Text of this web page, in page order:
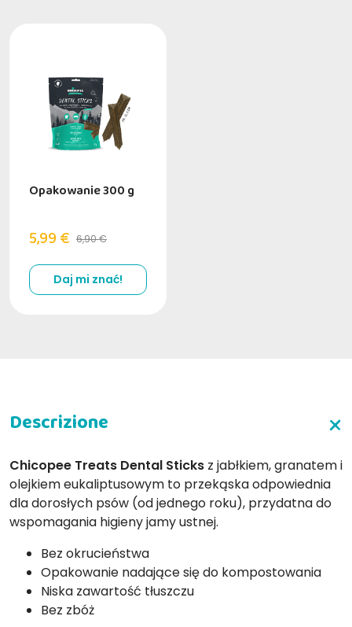
Opakowanie 300 g
5,99 € 6,90 €
Daj mi znać!
Chicopee Treats Dental Sticks z jabłkiem, granatem i
olejkiem eukaliptusowym to przekąska odpowiednia
dla dorosłych psów (od jednego roku), przydatna do
wspomagania higieny jamy ustnej.
Bez okrucieństwa
Opakowanie nadające się do kompostowania
Niska zawartość tłuszczu
Bez zbóż